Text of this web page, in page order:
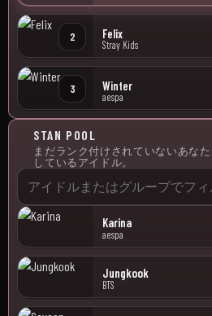
2 Felix
Stray Kids
3 Winter
aespa
STAN POOL
まだランク付けされていないあな
しているアイドル。
Karina
aespa
Jungkook
BTS